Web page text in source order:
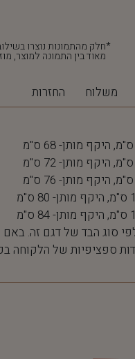
מאוד בין התמונה למוצר,
משלוח החזרות
סוג הבד של דגם זה.
ספציפיות של הלקוחה